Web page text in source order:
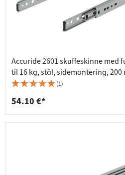
Accuride 2601 skuffeskinne
til 16 kg, stål, sidemontering, 200
(1)
54.10 €*